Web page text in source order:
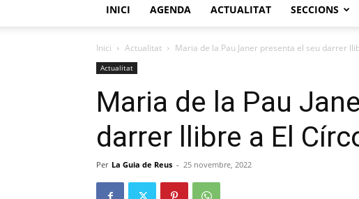
INICI AGENDA ACTUALITAT SECCIONS
Inici Actualitat Maria de la Pau Janer presenta el seu darrer
Actualitat
Maria de la Pau
darrer llibre a El
Per La Guia de Reus - 25 novembre, 2022